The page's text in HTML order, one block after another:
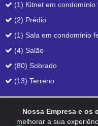
Nossa Empresa e os
melhorar a sua
(1) Kitnet em condomínio
(2) Prédio
(1) Sala em condomínio
(4) Salão
(80) Sobrado
(13) Terreno
Home| Empresa |